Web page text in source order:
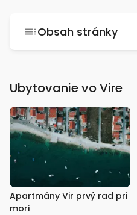
Obsah stránky
Ubytovanie vo Vire
Apartmány Vir prvý rad pri
mori